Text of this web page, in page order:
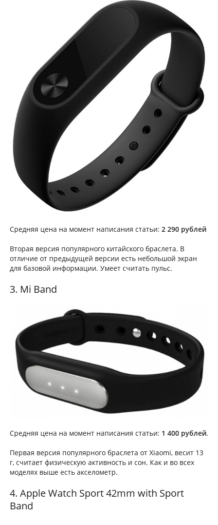
Средняя цена на момент написания статьи: 2 290 рублей
Вторая версия популярного китайского браслета. В
отличие от предыдущей версии есть небольшой экран
для базовой информации. Умеет считать пульс.
3. Mi Band
Средняя цена на момент написания статьи: 1 400 рублей.
Первая версия популярного браслета от Xiaomi, весит 13
г, считает физическую активность и сон. Как и во всех
моделях выше есть акселометр.
4. Apple Watch Sport 42mm with Sport
Band